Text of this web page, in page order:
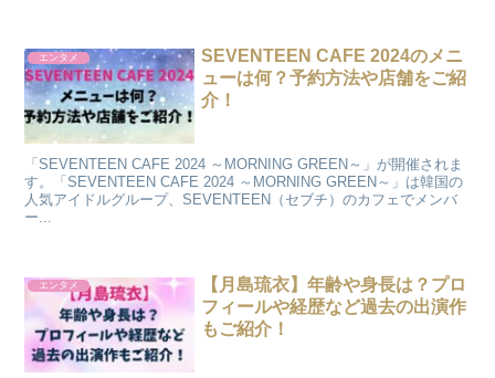
エンタメ
SEVENTEEN CAFE 2024のメニ
ューは何？予約方法や店舗をご紹
介！
「SEVENTEEN CAFE 2024 ～MORNING GREEN～」が開催されま
す。「SEVENTEEN CAFE 2024 ～MORNING GREEN～」は韓国の
人気アイドルグループ、SEVENTEEN（セブチ）のカフェでメンバ
ー...
エンタメ
【月島琉衣】年齢や身長は？プロ
フィールや経歴など過去の出演作
もご紹介！